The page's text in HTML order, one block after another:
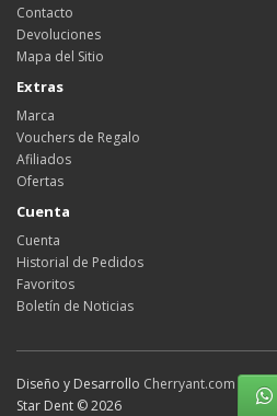
Contacto
Devoluciones
Mapa del Sitio
Extras
Marca
Vouchers de Regalo
Afiliados
Ofertas
Cuenta
Cuenta
Historial de Pedidos
Favoritos
Boletín de Noticias
Diseño y Desarrollo Cherryant.com
Star Dent © 2026